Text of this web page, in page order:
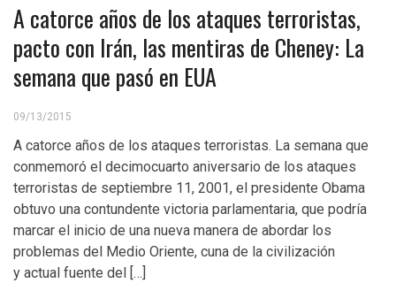
A catorce años de los ataques terroristas,
pacto con Irán, las mentiras de Cheney: La
semana que pasó en EUA
09/13/2015
A catorce años de los ataques terroristas. La semana que
conmemoró el decimocuarto aniversario de los ataques
terroristas de septiembre 11, 2001, el presidente Obama
obtuvo una contundente victoria parlamentaria, que podría
marcar el inicio de una nueva manera de abordar los
problemas del Medio Oriente, cuna de la civilización
y actual fuente del […]